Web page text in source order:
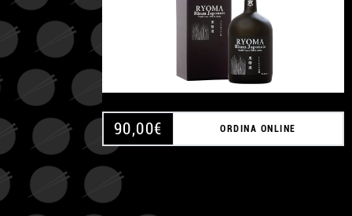
90,00€ ORDINA ONLINE